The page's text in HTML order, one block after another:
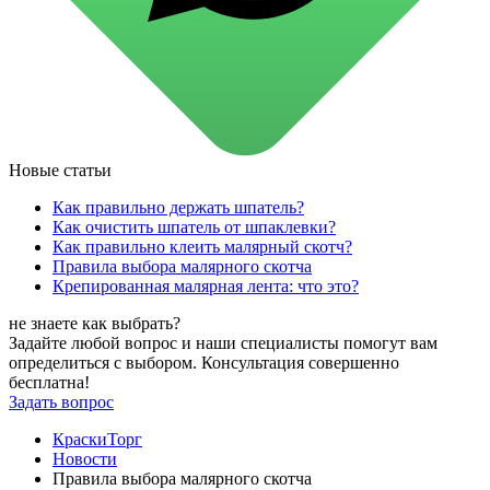
для стекол и зеркал
для ароматизации и нейтрализации запахов
для стирки и ухода за тканями
для ковров и текстильных изделий
специализированные чистящие средства
универсальные чистящие средства
дезинфицирующие средства
Автохимия и автокосметика
аэрозольные смазки
полироли для пластика
очистители салона
очистители двигателя
очистители тормозов
краски для штукатурки
эмали для металла
грунтовки
Новинки
Новые статьи
Как правильно держать шпатель?
Как очистить шпатель от шпаклевки?
Как правильно клеить малярный скотч?
Правила выбора малярного скотча
Крепированная малярная лента: что это?
не знаете как выбрать?
Задайте любой вопрос и наши специалисты помогут вам
определиться с выбором. Консультация совершенно
бесплатна!
Задать вопрос
КраскиТорг
Новости
Правила выбора малярного скотча